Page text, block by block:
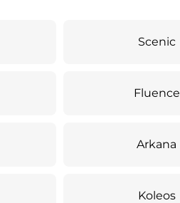
Scenic
Fluence
Arkana
Koleos